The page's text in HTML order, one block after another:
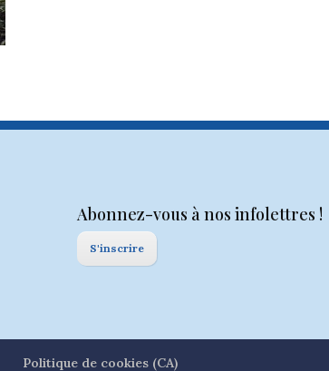
Abonnez-vous à nos infolettres !
S'inscrire
Politique de cookies (CA)